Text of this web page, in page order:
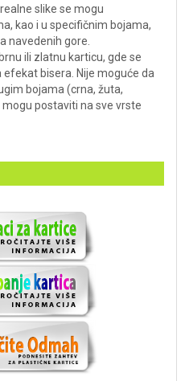
slike se mogu
kao i u specifičnim bojama,
navedenih gore.
ili zlatnu karticu, gde se
bisera. Nije moguće da
bojama (crna, žuta,
postaviti na sve vrste